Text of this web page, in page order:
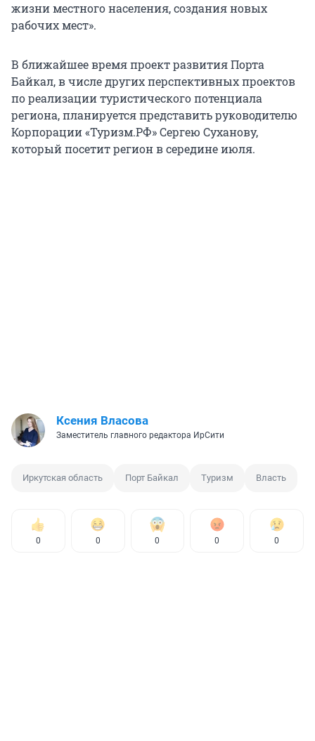
жизни местного населения, создания новых
рабочих мест».
В ближайшее время проект развития Порта
Байкал, в числе других перспективных проектов
по реализации туристического потенциала
региона, планируется представить руководителю
Корпорации «Туризм.РФ» Сергею Суханову,
который посетит регион в середине июля.
Ксения Власова
Заместитель главного редактора ИрСити
Иркутская область Порт Байкал Туризм Власть
0 0 0 0 0